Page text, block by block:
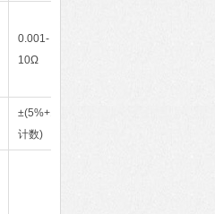
0.001-
10Ω
±(5%+1
计数)